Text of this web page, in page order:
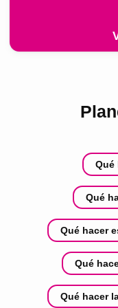
Qué
Qué
Qué hacer
Qué
Qué hacer